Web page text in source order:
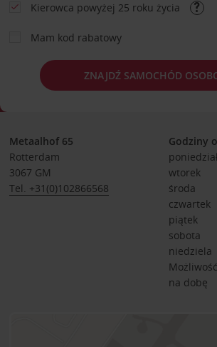
Kierowca powyżej 25 roku życia
Mam kod rabatowy
ZNAJDŹ SAMOCHÓD
Metaalhof 65
Rotterdam
3067 GM
Tel. +31(0)102866568
Godziny
wtorek
środa
czwartek
piątek
sobota
niedziela
na dobę